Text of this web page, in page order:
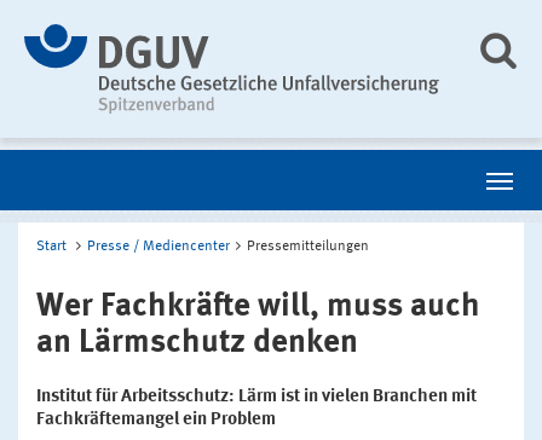
Start Presse / Mediencenter Pressemitteilungen
Wer Fachkräfte will, muss auch
an Lärmschutz denken
Institut für Arbeitsschutz: Lärm ist in vielen Branchen mit
Fachkräftemangel ein Problem